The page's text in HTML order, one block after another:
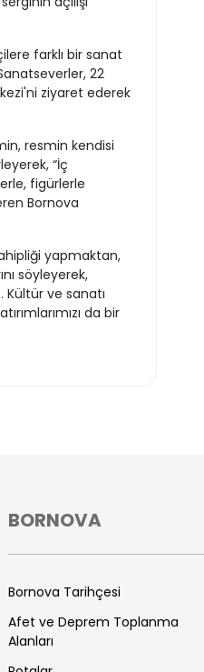
farklı bir sanat
22
ziyaret ederek
resmin kendisi
“İç
figürlerle
Bornova
yapmaktan,
söyleyerek,
Kültür ve sanatı
da bir
BORNOVA
Bornova Tarihçesi
Afet ve Deprem Toplanma
Alanları